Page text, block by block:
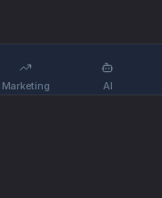
Marketing AI